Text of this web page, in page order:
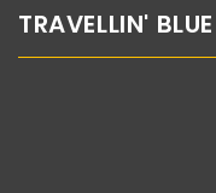
TRAVELLIN'